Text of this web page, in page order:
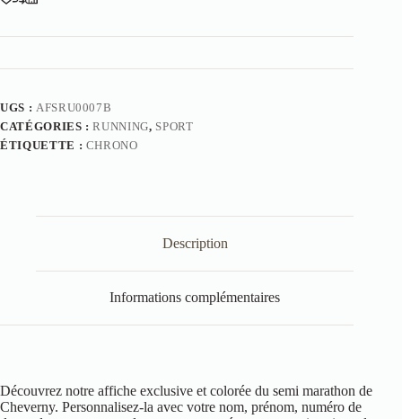
UGS : AFSRU0007B
CATÉGORIES :RUNNING, SPORT
ÉTIQUETTE : CHRONO
Description
Informations complémentaires
Découvrez notre affiche exclusive et colorée du semi marathon de
Cheverny. Personnalisez-la avec votre nom, prénom, numéro de